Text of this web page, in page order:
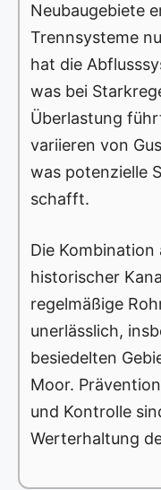
Neubaugebiete
Trennsysteme
hat die
was bei
Überlastung
variieren von
was potenzielle
schafft.
Die Kombination
historischer
regelmäßige
unerlässlich,
besiedelten
Moor.
und Kontrolle
Werterhaltung